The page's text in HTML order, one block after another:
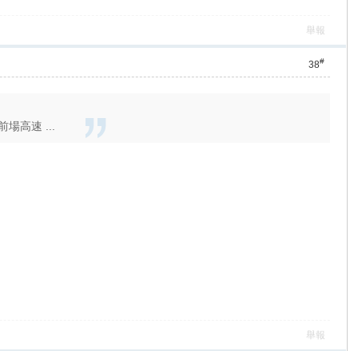
舉報
38#
場高速 ...
舉報